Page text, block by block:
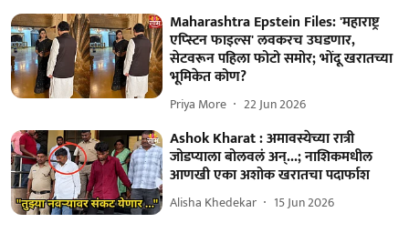
Maharashtra Epstein Files: 'महाराष्ट्र
एप्स्टिन फाइल्स' लवकरच उघडणार,
सेटवरून पहिला फोटो समोर; भोंदू खरातच्या
भूमिकेत कोण?
Priya More 22 Jun 2026
Ashok Kharat : अमावस्येच्या रात्री
जोडप्याला बोलवलं अन्...; नाशिकमधील
आणखी एका अशोक खरातचा पदार्फाश
Alisha Khedekar 15 Jun 2026